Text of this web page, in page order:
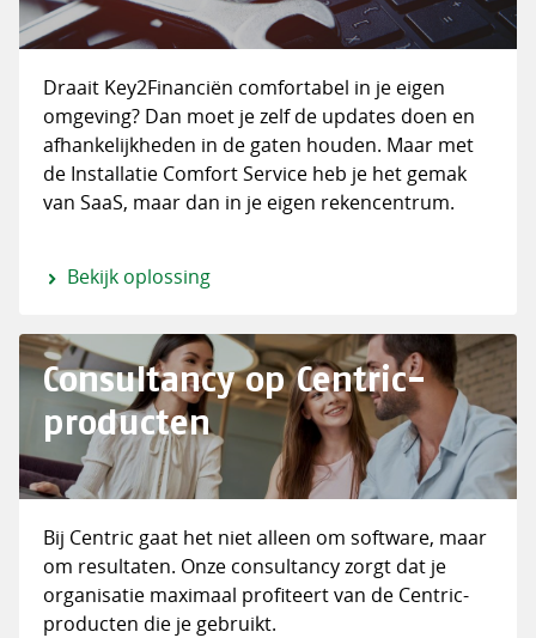
Draait Key2Financiën comfortabel in je eigen
omgeving? Dan moet je zelf de updates doen en
afhankelijkheden in de gaten houden. Maar met
de Installatie Comfort Service heb je het gemak
van SaaS, maar dan in je eigen rekencentrum.
Bekijk oplossing
Consultancy op Centric-
producten
Bij Centric gaat het niet alleen om software, maar
om resultaten. Onze consultancy zorgt dat je
organisatie maximaal profiteert van de Centric-
producten die je gebruikt.